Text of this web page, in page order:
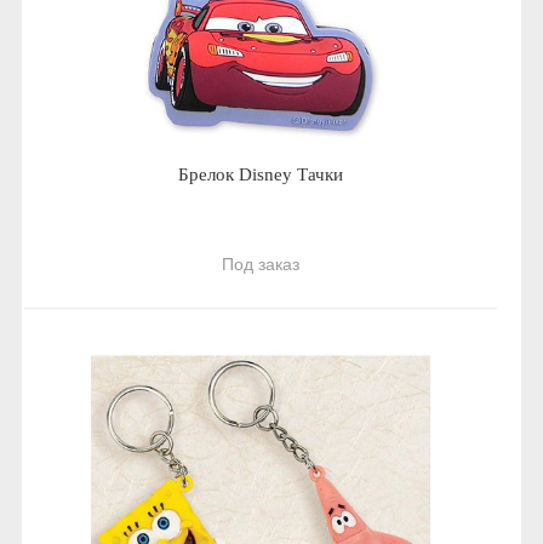
Брелок Disney Тачки
Под заказ